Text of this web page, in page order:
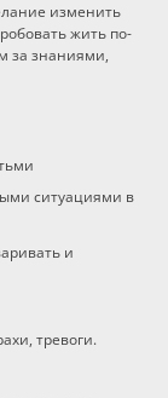
изменить
жить по-
за знаниями,
ситуациями в
и
тревоги.